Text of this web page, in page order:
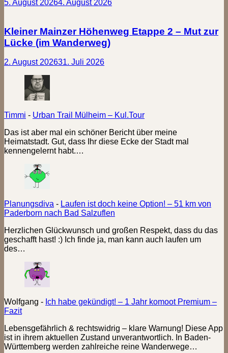
5. August 20264. August 2026
Kleiner Mainzer Höhenweg Etappe 2 – Mut zur
Lücke (im Wanderweg)
2. August 202631. Juli 2026
Timmi - Urban Trail Mülheim – Kul.Tour
Das ist aber mal ein schöner Bericht über meine
Heimatstadt. Gut, dass Ihr diese Ecke der Stadt mal
kennengelernt habt.…
Planungsdiva - Laufen ist doch keine Option! – 51 km von
Paderborn nach Bad Salzuflen
Herzlichen Glückwunsch und großen Respekt, dass du das
geschafft hast! :) Ich finde ja, man kann auch laufen um
des…
Wolfgang - Ich habe gekündigt! – 1 Jahr komoot Premium –
Fazit
Lebensgefährlich & rechtswidrig – klare Warnung! Diese App
ist in ihrem aktuellen Zustand unverantwortlich. In Baden-
Württemberg werden zahlreiche reine Wanderwege…